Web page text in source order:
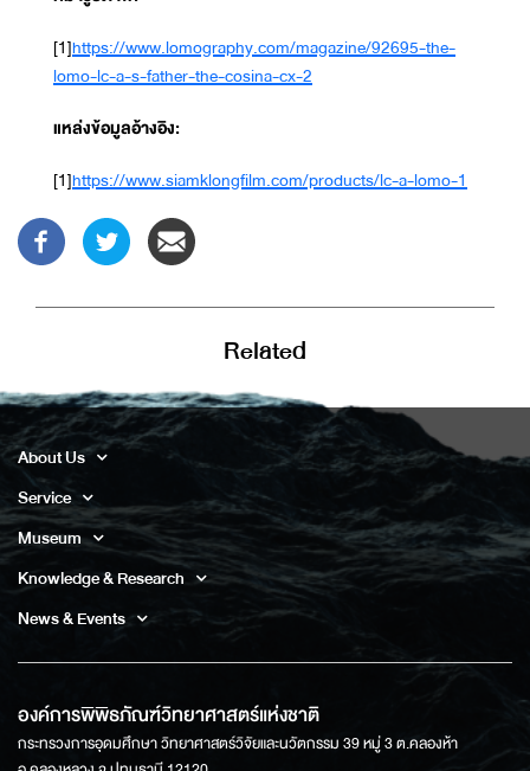
[1]https://www.lomography.com/magazine/92695-the-
lomo-lc-a-s-father-the-cosina-cx-2
แหล่งข้อมูลอ้างอิง:
[1]https://www.siamklongfilm.com/products/lc-a-lomo-1
Related
About Us
Service
Museum
Knowledge & Research
News & Events
องค์การพิพิธภัณฑ์วิทยาศาสตร์แห่งชาติ
กระทรวงการอุดมศึกษา วิทยาศาสตร์วิจัยและนวัตกรรม 39 หมู่ 3 ต.คลองห้า